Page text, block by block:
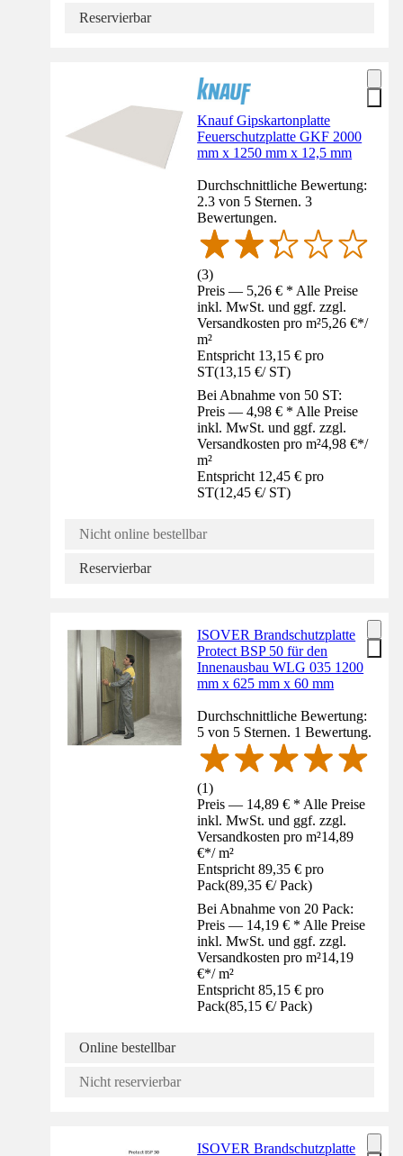
Reservierbar
Knauf Gipskartonplatte
Feuerschutzplatte GKF 2000
mm x 1250 mm x 12,5 mm
Durchschnittliche Bewertung:
2.3 von 5 Sternen. 3
Bewertungen.
(3)
Preis — 5,26 € * Alle Preise
inkl. MwSt. und ggf. zzgl.
Versandkosten pro m²5,26 €*/
m²
Entspricht 13,15 € pro
ST(13,15 €/ ST)
Bei Abnahme von 50 ST:
Preis — 4,98 € * Alle Preise
inkl. MwSt. und ggf. zzgl.
Versandkosten pro m²4,98 €*/
m²
Entspricht 12,45 € pro
ST(12,45 €/ ST)
Nicht online bestellbar
Reservierbar
ISOVER Brandschutzplatte
Protect BSP 50 für den
Innenausbau WLG 035 1200
mm x 625 mm x 60 mm
Durchschnittliche Bewertung:
5 von 5 Sternen. 1 Bewertung.
(1)
Preis — 14,89 € * Alle Preise
inkl. MwSt. und ggf. zzgl.
Versandkosten pro m²14,89
€*/ m²
Entspricht 89,35 € pro
Pack(89,35 €/ Pack)
Bei Abnahme von 20 Pack:
Preis — 14,19 € * Alle Preise
inkl. MwSt. und ggf. zzgl.
Versandkosten pro m²14,19
€*/ m²
Entspricht 85,15 € pro
Pack(85,15 €/ Pack)
Online bestellbar
Nicht reservierbar
ISOVER Brandschutzplatte